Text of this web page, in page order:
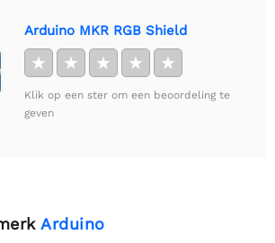
Arduino MKR RGB Shield
★ ★ ★ ★ ★
Klik op een ster om een beoordeling te
geven
Arduino